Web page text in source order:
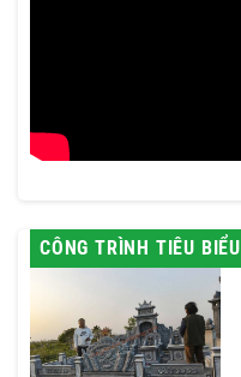
CÔNG TRÌNH TIÊU BIỂU